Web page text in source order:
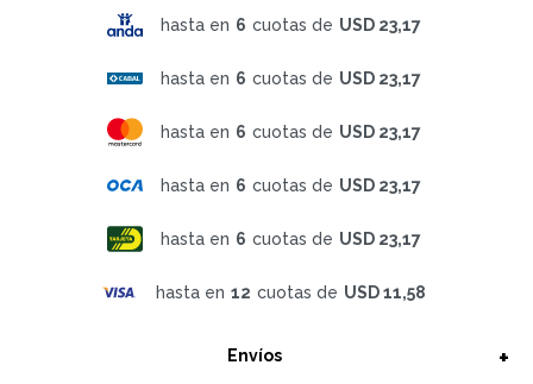
hasta en 6 cuotas de USD 23,17
hasta en 6 cuotas de USD 23,17
hasta en 6 cuotas de USD 23,17
hasta en 6 cuotas de USD 23,17
hasta en 6 cuotas de USD 23,17
hasta en 12 cuotas de USD 11,58
Envíos